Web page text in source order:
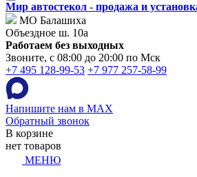
Мир автостекол - продажа и
МО Балашиха
Объездное ш. 10а
Работаем без выходных
Звоните, с 08:00 до 20:00 по Мск
+7 495 128-99-53 +7 977 257-58-99
Напишите нам в MAX
Обратный звонок
В корзине
нет товаров
МЕНЮ